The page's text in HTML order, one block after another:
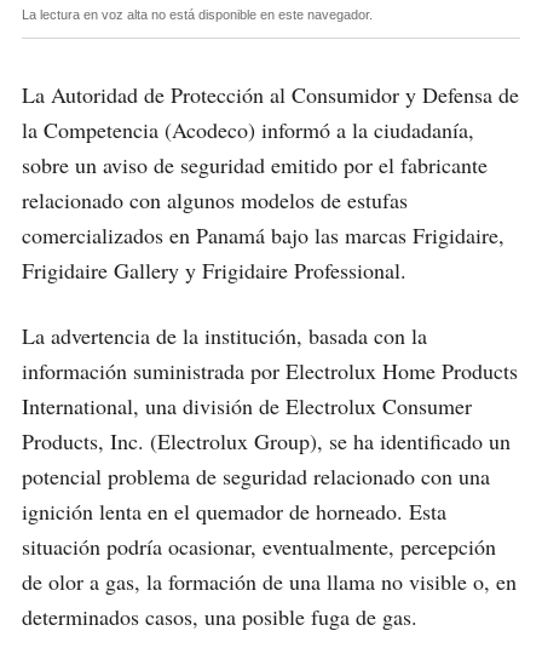
La lectura en voz alta no está disponible en este navegador.
La Autoridad de Protección al Consumidor y Defensa de
la Competencia (Acodeco) informó a la ciudadanía,
sobre un aviso de seguridad emitido por el fabricante
relacionado con algunos modelos de estufas
comercializados en Panamá bajo las marcas Frigidaire,
Frigidaire Gallery y Frigidaire Professional.
La advertencia de la institución, basada con la
información suministrada por Electrolux Home Products
International, una división de Electrolux Consumer
Products, Inc. (Electrolux Group), se ha identificado un
potencial problema de seguridad relacionado con una
ignición lenta en el quemador de horneado. Esta
situación podría ocasionar, eventualmente, percepción
de olor a gas, la formación de una llama no visible o, en
determinados casos, una posible fuga de gas.